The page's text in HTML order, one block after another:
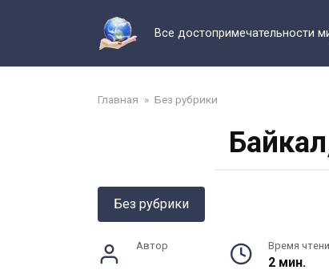
Все достопримечательности
Главная » Без рубрики
Без рубрики
Автор Время
2 мин.